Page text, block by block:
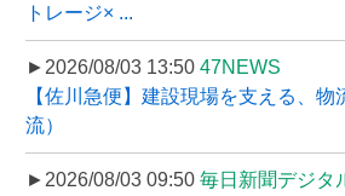
トレージ× ...
►2026/08/03 13:50 47NEWS
【佐川急便】建設現場を支える、物
流）
►2026/08/03 09:50 毎日新聞デジタ